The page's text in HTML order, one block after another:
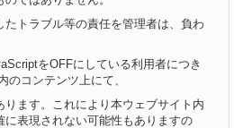
トラブル等の責任を管理者は、負わ
をOFFにしている利用者につき
のコンテンツ上にて、
ます。これにより本ウェブサイト内
表現されない可能性もありますの